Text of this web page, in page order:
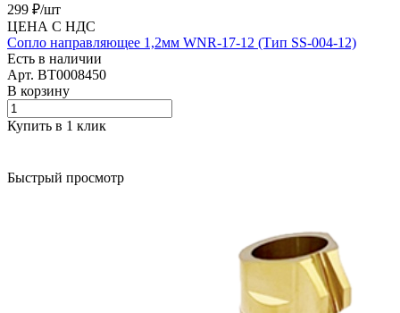
299 ₽/шт
ЦЕНА С НДС
Сопло направляющее 1,2мм WNR-17-12 (Тип SS-004-12)
Есть в наличии
Арт. BT0008450
В корзину
Купить в 1 клик
Быстрый просмотр